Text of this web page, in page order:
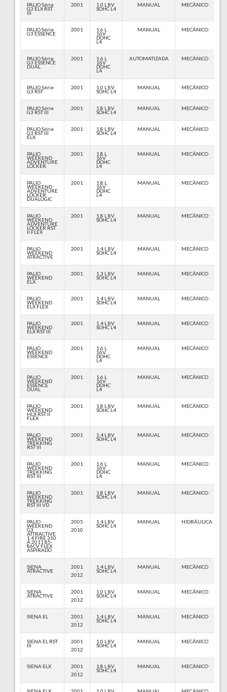
PALIO Série
G3 ELX RST
III
2001 1.0 L 8V
SOHC L4
MANUAL MECÂNICO
PALIO Série
G3 ESSENCE
2001 1.6 L
16V
DOHC
L4
MANUAL MECÂNICO
PALIO Série
G3 ESSENCE
DUAL
2001 1.6 L
16V
DOHC
L4
AUTOMATIZADA MECÂNICO
PALIO Série
G3 RST
2001 1.0 L 8V
SOHC L4
MANUAL MECÂNICO
PALIO Série
G3 RST III
2001 1.8 L 8V
SOHC L4
MANUAL MECÂNICO
PALIO Série
G3 RST III
ELX
2001 1.8 L 8V
SOHC L4
MANUAL MECÂNICO
PALIO
WEEKEND
ADVENTURE
LOCKER
2001 1.8 L
16V
DOHC
L4
MANUAL MECÂNICO
PALIO
WEEKEND
ADVENTURE
LOCKER
DUALOGIC
2001 1.8 L
16V
DOHC
L4
MANUAL MECÂNICO
PALIO
WEEKEND
ADVENTURE
LOCKER RST
II FLEX
2001 1.8 L 8V
SOHC L4
MANUAL MECÂNICO
PALIO
WEEKEND
ATRACTIVE
2001 1.4 L 8V
SOHC L4
MANUAL MECÂNICO
PALIO
WEEKEND
ELX
2001 1.3 L 8V
SOHC L4
MANUAL MECÂNICO
PALIO
WEEKEND
ELX FLEX
2001 1.4 L 8V
SOHC L4
MANUAL MECÂNICO
PALIO
WEEKEND
ELX RST III
2001 1.4 L 8V
SOHC L4
MANUAL MECÂNICO
PALIO
WEEKEND
ESSENCE
2001 1.6 L
16V
DOHC
L4
MANUAL MECÂNICO
PALIO
WEEKEND
ESSENCE
DUAL
2001 1.6 L
16V
DOHC
L4
MANUAL MECÂNICO
PALIO
WEEKEND
HLX RST II
FLEX
2001 1.8 L 8V
SOHC L4
MANUAL MECÂNICO
PALIO
WEEKEND
TREKKING
RST III
2001 1.4 L 8V
SOHC L4
MANUAL MECÂNICO
PALIO
WEEKEND
TREKKING
RST III
2001 1.6 L
16V
DOHC
L4
MANUAL MECÂNICO
PALIO
WEEKEND
TREKKING
RST III VD
2001 1.8 L 8V
SOHC L4
MANUAL MECÂNICO
PALIO
WEEKEND
G3
ATTRACTIVE
1.4 FIRE 310
A 2011 85-
86CV FLEX
ASPIRADO
2005
-
2010
1.4 L 8V
SOHC L4
MANUAL HIDRÁULICA
SIENA
ATRACTIVE
2001
-
2012
1.4 L 8V
SOHC L4
MANUAL MECÂNICO
SIENA
ATRACTIVE
2001
-
2012
1.0 L 8V
SOHC L4
MANUAL MECÂNICO
SIENA EL 2001
-
2012
1.4 L 8V
SOHC L4
MANUAL MECÂNICO
SIENA EL RST
III
2001
-
2012
1.0 L 8V
SOHC L4
MANUAL MECÂNICO
SIENA ELX 2001
-
2012
1.8 L 8V
SOHC L4
MANUAL MECÂNICO